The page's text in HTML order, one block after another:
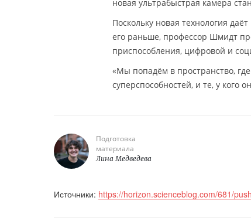
новая ультрабыстрая камера
Поскольку новая технология
его раньше, профессор Шмидт
приспособления, цифровой и
«Мы попадём в пространство,
суперспособностей, и те, у кого
Подготовка
материала
Лина Медведева
Источники: https://horizon.scienceblog.com/681/